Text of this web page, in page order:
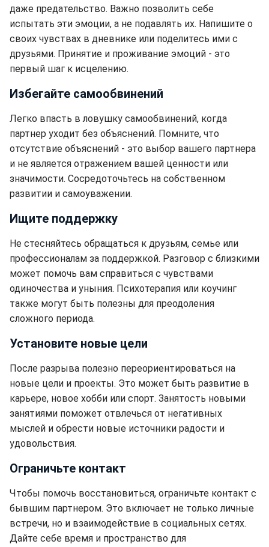
даже предательство. Важно позволить себе
испытать эти эмоции, а не подавлять их. Напишите о
своих чувствах в дневнике или поделитесь ими с
друзьями. Принятие и проживание эмоций - это
первый шаг к исцелению.
Избегайте самообвинений
Легко впасть в ловушку самообвинений, когда
партнер уходит без объяснений. Помните, что
отсутствие объяснений - это выбор вашего партнера
и не является отражением вашей ценности или
значимости. Сосредоточьтесь на собственном
развитии и самоуважении.
Ищите поддержку
Не стесняйтесь обращаться к друзьям, семье или
профессионалам за поддержкой. Разговор с близкими
может помочь вам справиться с чувствами
одиночества и уныния. Психотерапия или коучинг
также могут быть полезны для преодоления
сложного периода.
Установите новые цели
После разрыва полезно переориентироваться на
новые цели и проекты. Это может быть развитие в
карьере, новое хобби или спорт. Занятость новыми
занятиями поможет отвлечься от негативных
мыслей и обрести новые источники радости и
удовольствия.
Ограничьте контакт
Чтобы помочь восстановиться, ограничьте контакт с
бывшим партнером. Это включает не только личные
встречи, но и взаимодействие в социальных сетях.
Дайте себе время и пространство для